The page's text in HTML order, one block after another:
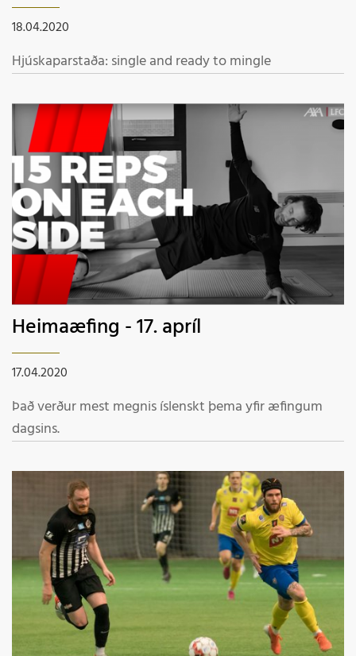
18.04.2020
Hjúskaparstaða: single and ready to mingle
Heimaæfing - 17. apríl
17.04.2020
Það verður mest megnis íslenskt þema yfir æfingum
dagsins.